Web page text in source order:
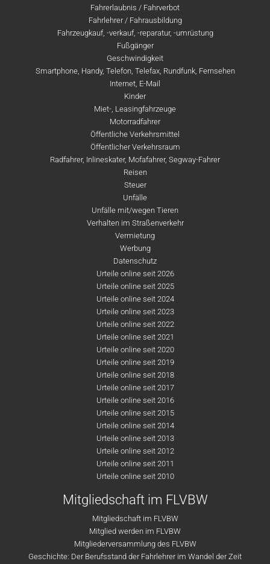
Fahrerlaubnis / Fahrverbot
Fahrlehrer / Fahrausbildung
Fahrzeugkauf, -verkauf, -reparatur, -umrüstung
Fußgänger
Geschwindigkeit
Smartphone, Handy, Telefon, Telefax, Rundfunk, Fernsehen
Internet, E-Mail
Kinder
Miet-, Leasingfahrzeuge
Motorradfahrer
Öffentliche Verkehrsmittel
Öffentlicher Verkehrsraum
Radfahrer, Inlineskater, Mofafahrer, Segway-Fahrer
Reisen
Steuer
Unfälle
Unfälle mit/wegen Tieren
Verhalten im Straßenverkehr
Vermietung
Werbung
Datenschutz
Urteile online seit 2026
Urteile online seit 2025
Urteile online seit 2024
Urteile online seit 2023
Urteile online seit 2022
Urteile online seit 2021
Urteile online seit 2020
Urteile online seit 2019
Urteile online seit 2018
Urteile online seit 2017
Urteile online seit 2016
Urteile online seit 2015
Urteile online seit 2014
Urteile online seit 2013
Urteile online seit 2012
Urteile online seit 2011
Urteile online seit 2010
Mitgliedschaft im FLVBW
Mitgliedschaft im FLVBW
Mitglied werden im FLVBW
Mitgliederversammlung des FLVBW
Geschichte: Der Berufsstand der Fahrlehrer im Wandel der Zeit